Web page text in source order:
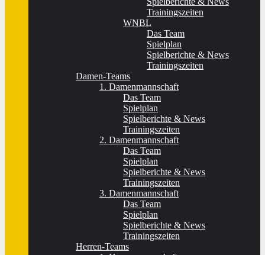
Trainingszeiten
WNBL
Das Team
Spielplan
Spielberichte & News
Trainingszeiten
Damen-Teams
1. Damenmannschaft
Das Team
Spielplan
Spielberichte & News
Trainingszeiten
2. Damenmannschaft
Das Team
Spielplan
Spielberichte & News
Trainingszeiten
3. Damenmannschaft
Das Team
Spielplan
Spielberichte & News
Trainingszeiten
Herren-Teams